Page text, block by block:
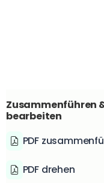
Zusammenführen
bearbeiten
PDF
PDF drehen